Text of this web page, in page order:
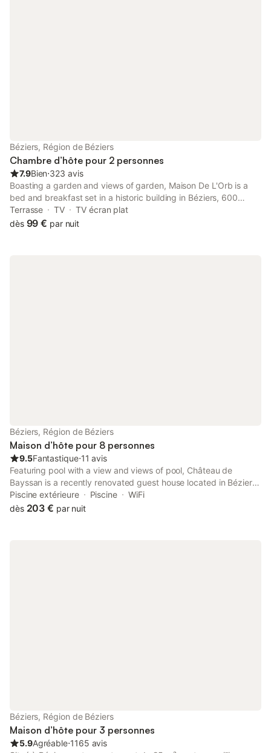
Béziers, Région de Béziers
Chambre d’hôte pour 2 personnes
7.9Bien⋅323 avis
Boasting a garden and views of garden, Maison De L'Orb is a
bed and breakfast set in a historic building in Béziers, 600
metres from Saint-Nazaire Cathedral. Featuring full-day
security, this property also provides guests with a sun terrace.
Terrasse TV
TV écran plat
dès 99 € par nuit
Béziers, Région de Béziers
Maison d’hôte pour 8 personnes
9.5Fantastique⋅11 avis
Featuring pool with a view and views of pool, Château de
Bayssan is a recently renovated guest house located in Béziers,
6.2 km from Fonserannes Lock. This property offers access to a
terrace, free private parking and free WiFi.
Piscine extérieure Piscine
WiFi
dès 203 € par nuit
Béziers, Région de Béziers
Maison d’hôte pour 3 personnes
5.9Agréable⋅1165 avis